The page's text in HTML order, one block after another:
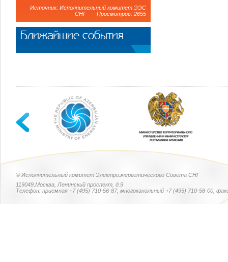
Источник: Исполнительный комитет ЭЭС
СНГ Просмотров: 2655
Ближайшие события
© Исполнительный комитет Электроэнергетического Совета СНГ
119049,Москва, Ленинский проспект, д.9
Телефон: приемная +7 (495) 710-56-87, многоканальный +7 (495) 710-58-00,